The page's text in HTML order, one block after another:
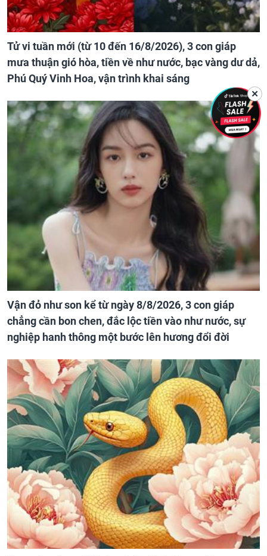
Tử vi tuần mới (từ 10 đến 16/8/2026), 3 con giáp
mưa thuận gió hòa, tiền về như nước, bạc vàng dư dả,
Phú Quý Vinh Hoa, vận trình khai sáng
Vận đỏ như son kể từ ngày 8/8/2026, 3 con giáp
chẳng cần bon chen, đắc lộc tiền vào như nước, sự
nghiệp hanh thông một bước lên hương đổi đời
✕